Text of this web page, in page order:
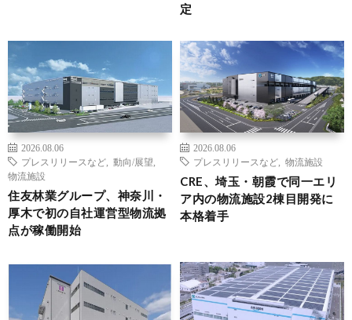
定
2026.08.06
プレスリリースなど
動向/展望
物流施設
住友林業グループ、神奈川・
厚木で初の自社運営型物流拠
点が稼働開始
2026.08.06
プレスリリースなど
物流施設
CRE、埼玉・朝霞で同一エリ
ア内の物流施設2棟目開発に
本格着手